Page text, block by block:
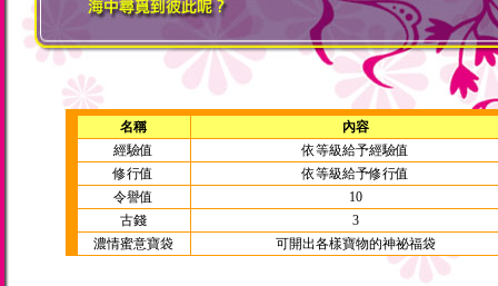
名稱
內容
經驗值
依等級給予經驗值
修行值
依等級給予修行值
令譽值
10
古錢
3
濃情蜜意寶袋
可開出各樣寶物的神祕福袋